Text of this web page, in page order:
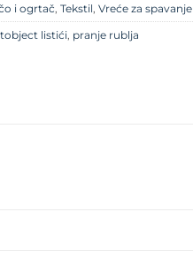
i ogrtač Tekstil Vreće za spavanje
listići pranje rublja